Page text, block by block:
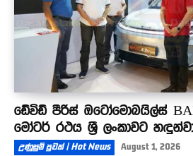
ඩේවිඩ් පීරිස් ඔටෝමොබයිල්ස්
මෝටර් රථය ශ්‍රී ලංකාවට
උණුසුම් පුවත් | Hot News August 1, 2026